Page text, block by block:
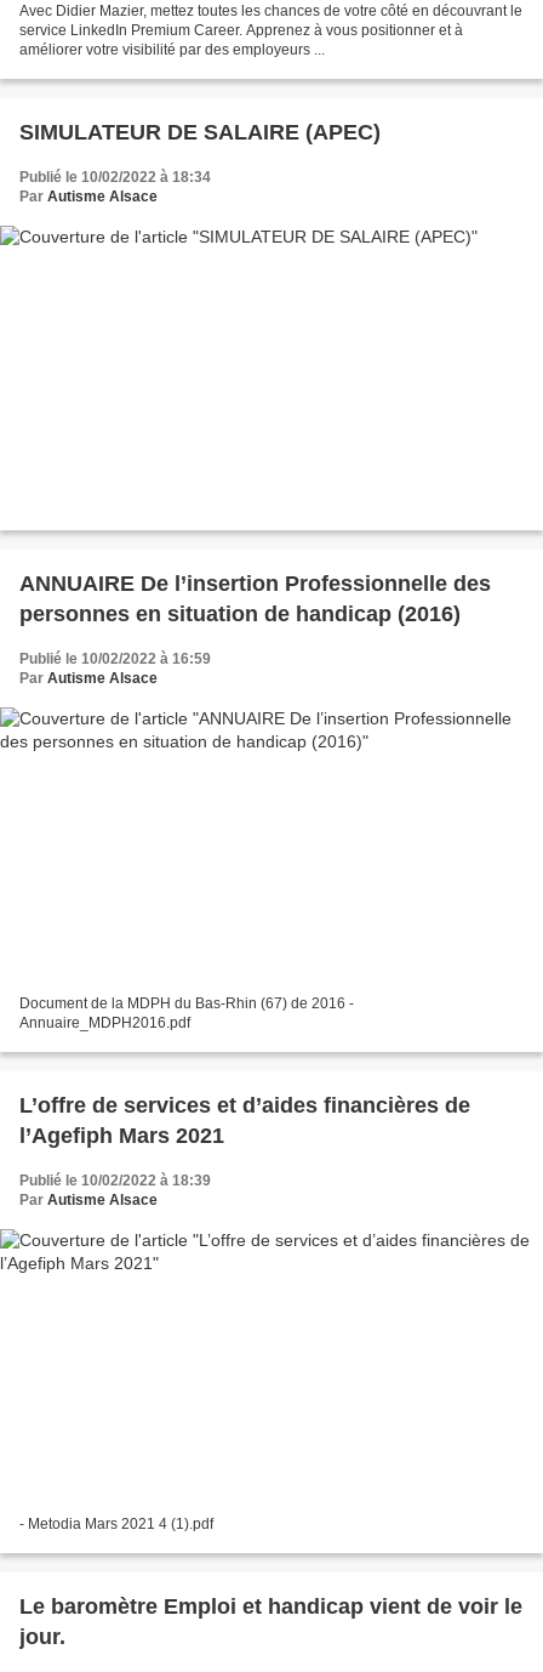
Avec Didier Mazier, mettez toutes les chances de votre côté en découvrant le
service LinkedIn Premium Career. Apprenez à vous positionner et à
améliorer votre visibilité par des employeurs ...
SIMULATEUR DE SALAIRE (APEC)
Publié le 10/02/2022 à 18:34
Par Autisme Alsace
ANNUAIRE De l’insertion Professionnelle des
personnes en situation de handicap (2016)
Publié le 10/02/2022 à 16:59
Par Autisme Alsace
Document de la MDPH du Bas-Rhin (67) de 2016 -
Annuaire_MDPH2016.pdf
L’offre de services et d’aides financières de
l’Agefiph Mars 2021
Publié le 10/02/2022 à 18:39
Par Autisme Alsace
- Metodia Mars 2021 4 (1).pdf
Le baromètre Emploi et handicap vient de voir le
jour.